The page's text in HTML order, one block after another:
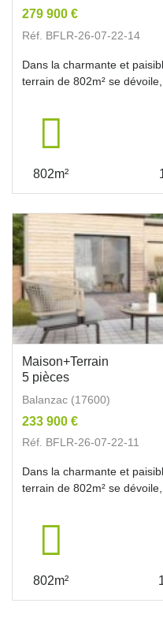
279 900 €
Réf. BFLR-26-07-22-14
Dans la charmante et
terrain de 802m² se
802m²
Maison+Terrain
5 pièces
Balanzac (17600)
233 900 €
Réf. BFLR-26-07-22-11
Dans la charmante et
terrain de 802m² se
802m²